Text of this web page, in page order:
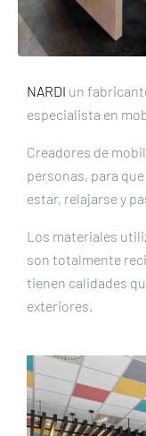
NARDI un
especialista en
Creadores de
personas, para
estar, relajarse y
Los materiales
son totalmente
tienen calidades
exteriores.